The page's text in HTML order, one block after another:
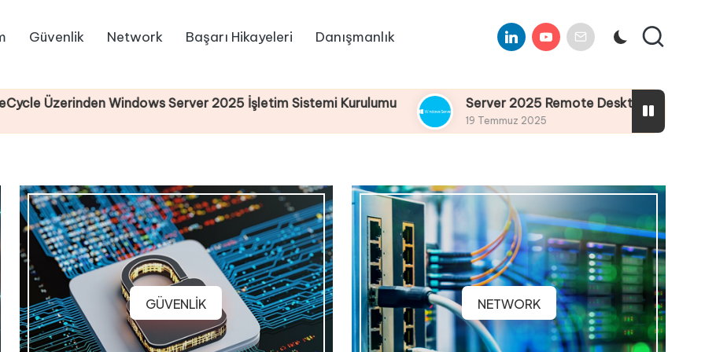
Güvenlik Network Başarı Hikayeleri Danışmanlık LinkedinYoutube
E-
Mail
Windows Server 2025 İşletim Sistemi Kurulumu Server 2025 Remote Desktop Services Bölüm4 :
19 Temmuz 2025
GÜVENLİK NETWORK